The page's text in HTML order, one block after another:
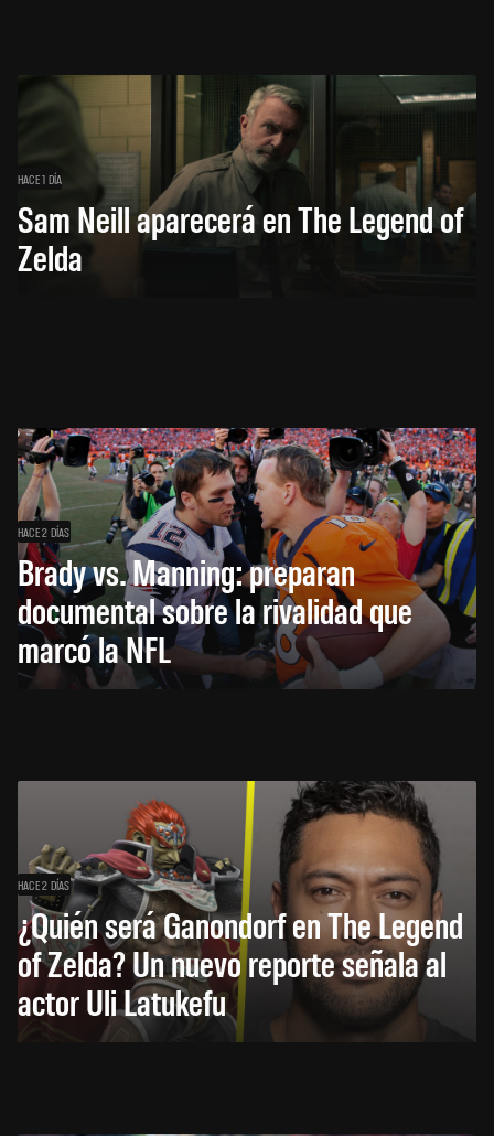
HACE 1 DÍA
Sam Neill aparecerá en The Legend of
Zelda
HACE 2 DÍAS
Brady vs. Manning: preparan
documental sobre la rivalidad que
marcó la NFL
HACE 2 DÍAS
¿Quién será Ganondorf en The Legend
of Zelda? Un nuevo reporte señala al
actor Uli Latukefu